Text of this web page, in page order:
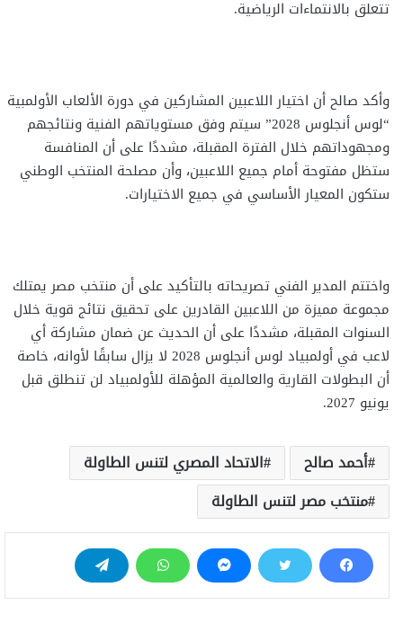
تتعلق بالانتماءات الرياضية.
وأكد صالح أن اختيار اللاعبين المشاركين في دورة الألعاب الأولمبية
“لوس أنجلوس 2028” سيتم وفق مستوياتهم الفنية ونتائجهم
ومجهوداتهم خلال الفترة المقبلة، مشددًا على أن المنافسة
ستظل مفتوحة أمام جميع اللاعبين، وأن مصلحة المنتخب الوطني
ستكون المعيار الأساسي في جميع الاختيارات.
واختتم المدير الفني تصريحاته بالتأكيد على أن منتخب مصر يمتلك
مجموعة مميزة من اللاعبين القادرين على تحقيق نتائج قوية خلال
السنوات المقبلة، مشددًا على أن الحديث عن ضمان مشاركة أي
لاعب في أولمبياد لوس أنجلوس 2028 لا يزال سابقًا لأوانه، خاصة
أن البطولات القارية والعالمية المؤهلة للأولمبياد لن تنطلق قبل
يونيو 2027.
أحمد صالح
الاتحاد المصري لتنس الطاولة
منتخب مصر لتنس الطاولة